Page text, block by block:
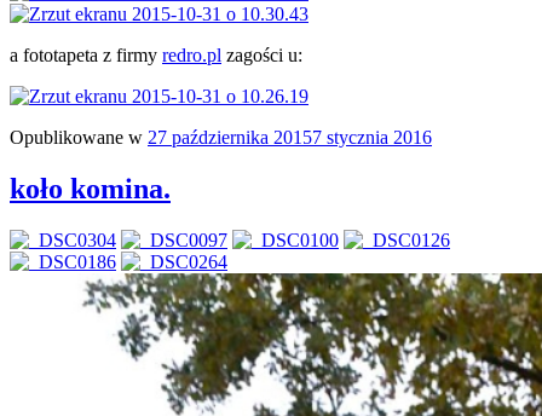
a fototapeta z firmy redro.pl zagości u:
Opublikowane w 27 października 20157 stycznia 2016
koło komina.